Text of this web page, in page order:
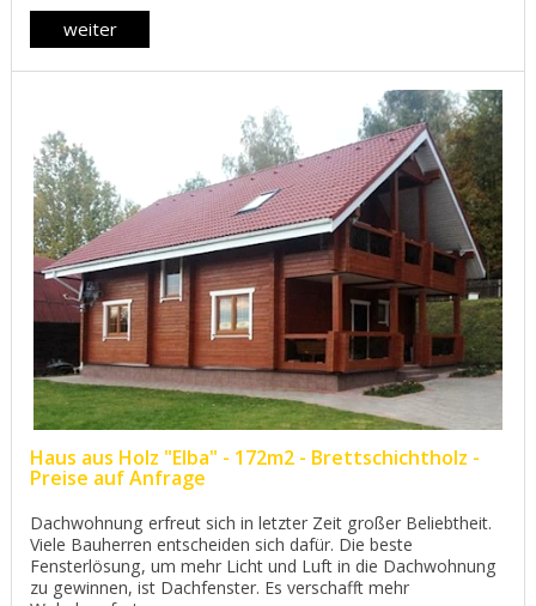
weiter
Haus aus Holz "Elba" - 172m2 - Brettschichtholz -
Preise auf Anfrage
Dachwohnung erfreut sich in letzter Zeit großer Beliebtheit.
Viele Bauherren entscheiden sich dafür. Die beste
Fensterlösung, um mehr Licht und Luft in die Dachwohnung
zu gewinnen, ist Dachfenster. Es verschafft mehr